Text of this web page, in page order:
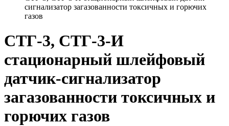
сигнализатор загазованности токсичных и горючих
газов
СТГ-3, СТГ-3-И
стационарный шлейфовый
датчик-сигнализатор
загазованности токсичных и
горючих газов